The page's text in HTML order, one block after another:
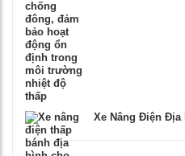
Xe Nâng Điện Địa